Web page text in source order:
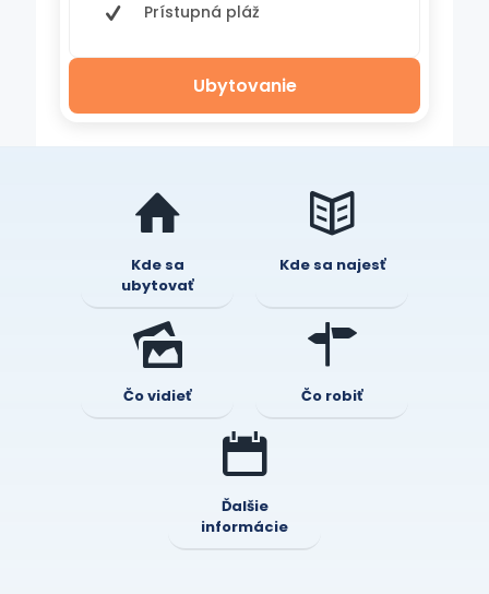
Prístupná pláž
Ubytovanie
Kde sa
ubytovať
Kde sa najesť
Čo vidieť Čo robiť
Ďalšie
informácie